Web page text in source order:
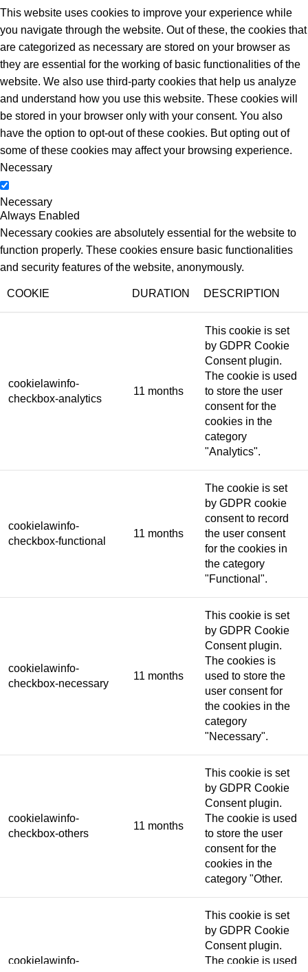
This website uses cookies to improve your experience while
you navigate through the website. Out of these, the cookies that
are categorized as necessary are stored on your browser as
they are essential for the working of basic functionalities of the
website. We also use third-party cookies that help us analyze
and understand how you use this website. These cookies will
be stored in your browser only with your consent. You also
have the option to opt-out of these cookies. But opting out of
some of these cookies may affect your browsing experience.
Necessary
Necessary
Always Enabled
Necessary cookies are absolutely essential for the website to
function properly. These cookies ensure basic functionalities
and security features of the website, anonymously.
COOKIE DURATION DESCRIPTION
cookielawinfo-
checkbox-analytics
11 months
This cookie is set
by GDPR Cookie
Consent plugin.
The cookie is used
to store the user
consent for the
cookies in the
category
"Analytics".
cookielawinfo-
checkbox-functional
11 months
The cookie is set
by GDPR cookie
consent to record
the user consent
for the cookies in
the category
"Functional".
cookielawinfo-
checkbox-necessary
11 months
This cookie is set
by GDPR Cookie
Consent plugin.
The cookies is
used to store the
user consent for
the cookies in the
category
"Necessary".
cookielawinfo-
checkbox-others
11 months
This cookie is set
by GDPR Cookie
Consent plugin.
The cookie is used
to store the user
consent for the
cookies in the
category "Other.
cookielawinfo-
This cookie is set
by GDPR Cookie
Consent plugin.
The cookie is used